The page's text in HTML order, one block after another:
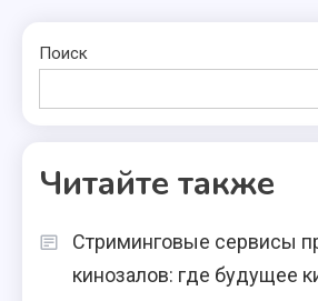
Поиск
Читайте также
Стриминговые сервисы
кинозалов: где будущее